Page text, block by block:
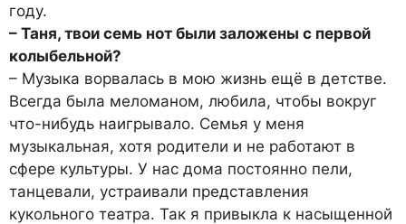
году.
– Таня, твои семь нот были заложены с первой
колыбельной?
– Музыка ворвалась в мою жизнь ещё в детстве.
Всегда была меломаном, любила, чтобы вокруг
что-нибудь наигрывало. Семья у меня
музыкальная, хотя родители и не работают в
сфере культуры. У нас дома постоянно пели,
танцевали, устраивали представления
кукольного театра. Так я привыкла к насыщенной